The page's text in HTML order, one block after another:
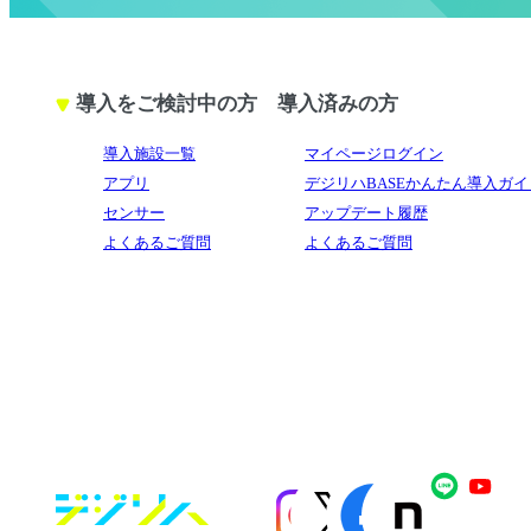
導入をご検討中の方
導入施設一覧
アプリ
センサー
よくあるご質問
導入済みの方
マイページログイン
デジリハBASEかんたん導入ガ
アップデート履歴
よくあるご質問